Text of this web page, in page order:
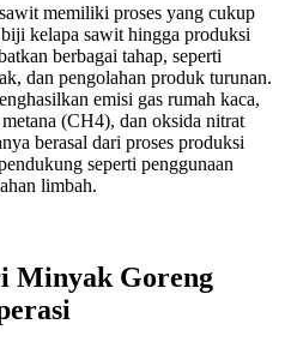
memiliki proses yang cukup
kelapa sawit hingga produksi
berbagai tahap, seperti
dan pengolahan produk turunan.
emisi gas rumah kaca,
(CH4), dan oksida nitrat
berasal dari proses produksi
seperti penggunaan
limbah.
Minyak Goreng